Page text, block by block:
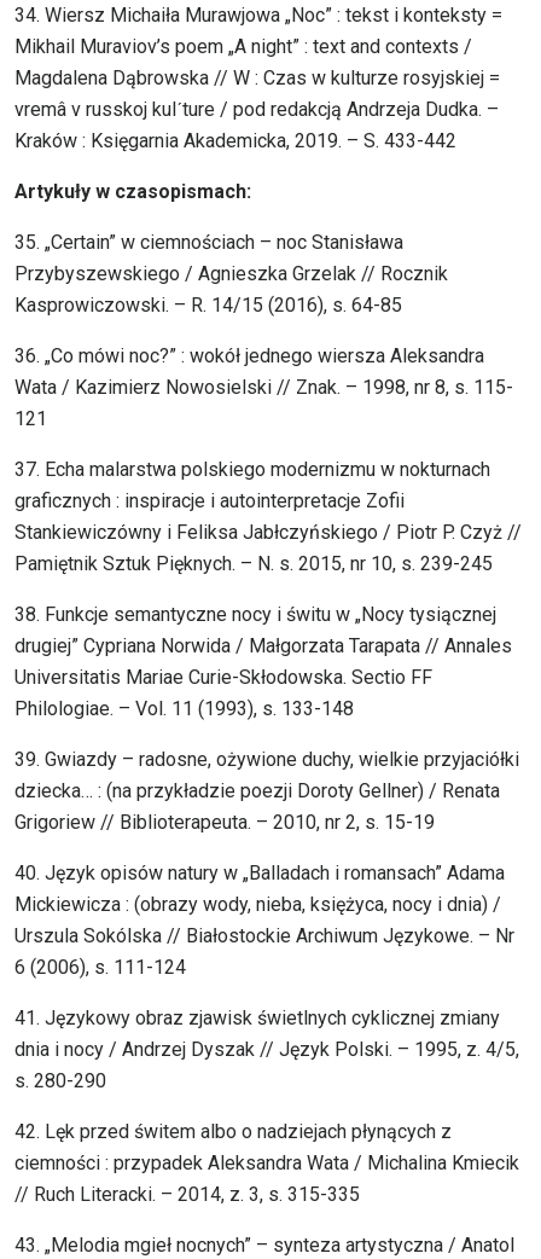
34. Wiersz Michaiła Murawjowa „Noc” : tekst i konteksty =
Mikhail Muraviov’s poem „A night” : text and contexts /
Magdalena Dąbrowska // W : Czas w kulturze rosyjskiej =
vremâ v russkoj kulˊture / pod redakcją Andrzeja Dudka. –
Kraków : Księgarnia Akademicka, 2019. – S. 433-442
Artykuły w czasopismach:
35. „Certain” w ciemnościach – noc Stanisława
Przybyszewskiego / Agnieszka Grzelak // Rocznik
Kasprowiczowski. – R. 14/15 (2016), s. 64-85
36. „Co mówi noc?” : wokół jednego wiersza Aleksandra
Wata / Kazimierz Nowosielski // Znak. – 1998, nr 8, s. 115-
121
37. Echa malarstwa polskiego modernizmu w nokturnach
graficznych : inspiracje i autointerpretacje Zofii
Stankiewiczówny i Feliksa Jabłczyńskiego / Piotr P. Czyż //
Pamiętnik Sztuk Pięknych. – N. s. 2015, nr 10, s. 239-245
38. Funkcje semantyczne nocy i świtu w „Nocy tysiącznej
drugiej” Cypriana Norwida / Małgorzata Tarapata // Annales
Universitatis Mariae Curie-Skłodowska. Sectio FF
Philologiae. – Vol. 11 (1993), s. 133-148
39. Gwiazdy – radosne, ożywione duchy, wielkie przyjaciółki
dziecka… : (na przykładzie poezji Doroty Gellner) / Renata
Grigoriew // Biblioterapeuta. – 2010, nr 2, s. 15-19
40. Język opisów natury w „Balladach i romansach” Adama
Mickiewicza : (obrazy wody, nieba, księżyca, nocy i dnia) /
Urszula Sokólska // Białostockie Archiwum Językowe. – Nr
6 (2006), s. 111-124
41. Językowy obraz zjawisk świetlnych cyklicznej zmiany
dnia i nocy / Andrzej Dyszak // Język Polski. – 1995, z. 4/5,
s. 280-290
42. Lęk przed świtem albo o nadziejach płynących z
ciemności : przypadek Aleksandra Wata / Michalina Kmiecik
// Ruch Literacki. – 2014, z. 3, s. 315-335
43. „Melodia mgieł nocnych” – synteza artystyczna / Anatol